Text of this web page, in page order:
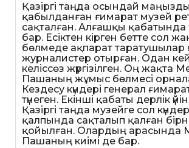
Қазіргі таңда осындай
қабылданған ғимарат музей
сақталған. Алғашқы қабатында
бар. Есіктен кірген бетте сол
бөлмеде ақпарат таратушылар
журналистер отырған. Одан
келіссөз жүргізілген. Оң жақта
Пашаның жұмыс бөлмесі
Кездесу күндері генерал
түнеген. Екінші қабаты дерлік
Қазіргі таңда музейге сол
қалпында сақталып қалған
қойылған. Олардың арасында
Пашаның киімі де бар.